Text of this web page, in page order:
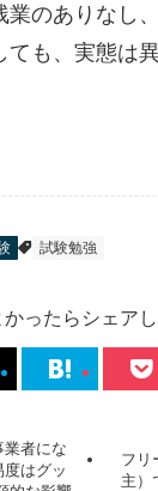
業のありなし
ても、実態は
試験勉強
かったらシェアし
業者にな
はグッ
フリ
主）